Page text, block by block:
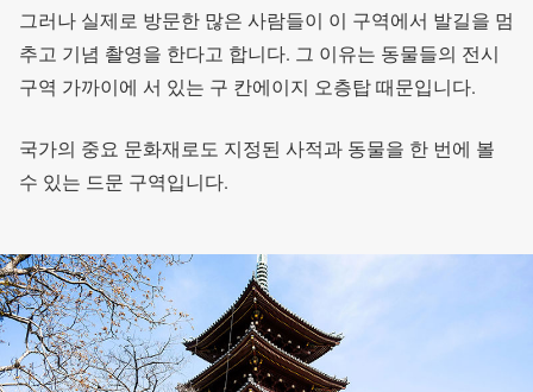
그러나 실제로 방문한 많은 사람들이 이 구역에서 발길을 멈
추고 기념 촬영을 한다고 합니다. 그 이유는 동물들의 전시
구역 가까이에 서 있는 구 칸에이지 오층탑 때문입니다.
국가의 중요 문화재로도 지정된 사적과 동물을 한 번에 볼
수 있는 드문 구역입니다.